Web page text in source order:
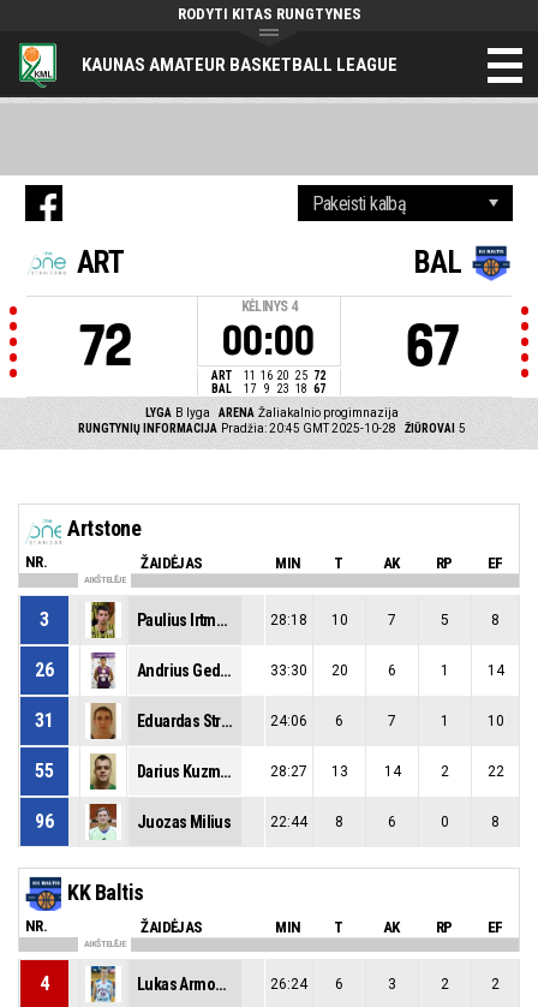
KAUNAS AMATEUR BASKETBALL LEAGUE
RODYTI KITAS RUNGTYNES
ART
72
KĖLINYS 4
00:00
ART 11 16 20 25 72
BAL
17 9 23 18 67
BAL
67
LYGA B lyga ARENA Žaliakalnio progimnazija
RUNGTYNIŲ INFORMACIJA Pradžia: 20:45 GMT 2025-10-28 ŽIŪROVAI 5
Artstone
NR. ŽAIDĖJAS MIN T AK RP EF
AIKŠTELĖJE
3 Paulius Irtmonas 28:18 10 7 5 8
26 Andrius Gedminas 33:30 20 6 1 14
31 Eduardas Straigis 24:06 6 7 1 10
55 Darius Kuzmickas 28:27 13 14 2 22
96 Juozas Milius 22:44 8 6 0 8
KK Baltis
NR. ŽAIDĖJAS MIN T AK RP EF
AIKŠTELĖJE
4 Lukas Armonas 26:24 6 3 2 2